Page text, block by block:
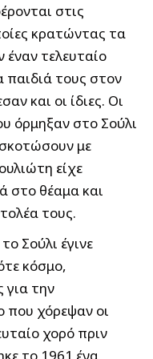
στις
κρατώντας τα
έναν τελευταίο
παιδιά τους στον
και οι ίδιες. Οι
όρμηξαν στο Σούλι
με
είχε
στο θέαμα και
τους.
Σούλι έγινε
κόσμο,
για την
που χόρεψαν οι
χορό πριν